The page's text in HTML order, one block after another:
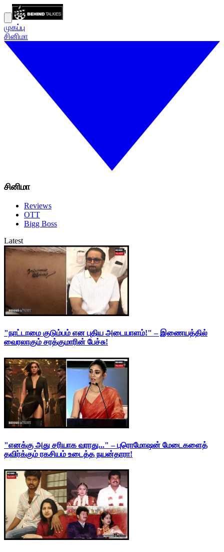
முகப்பு
சினிமா
சினிமா
Reviews
OTT
Bigg Boss
Latest
"நாட்டாமை குடும்பம் என புதிய அடையாளம்!" – இணையத்தில்
வைரலாகும் சரத்குமாரின் பேச்சு!
"எனக்கு அது சரியாக வராது..." – புரொமோஷன் மேடைகளைத்
தவிர்க்கும் ரகசியம் உடைத்த நயன்தாரா!